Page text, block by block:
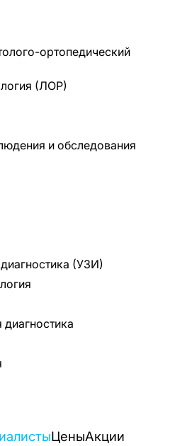
ортопедический
(ЛОР)
и обследования
(УЗИ)
ЦеныАкции